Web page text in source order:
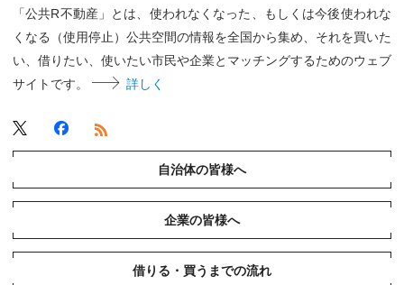
「公共R不動産」とは、使われなくなった、もしくは今後使われな
くなる（使用停止）公共空間の情報を全国から集め、それを買いた
い、借りたい、使いたい市民や企業とマッチングするためのウェブ
サイトです。
詳しく
自治体の皆様へ
企業の皆様へ
借りる・買うまでの流れ